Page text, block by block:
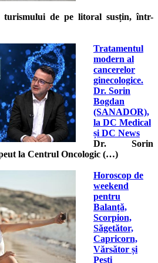
turismului de pe litoral susțin, într-
Tratamentul
modern al
cancerelor
ginecologice.
Dr. Sorin
Bogdan
(SANADOR),
la DC Medical
și DC News
Dr. Sorin
la Centrul Oncologic (…)
Horoscop de
weekend
pentru
Balanță,
Scorpion,
Săgetător,
Capricorn,
Vărsător și
Pești